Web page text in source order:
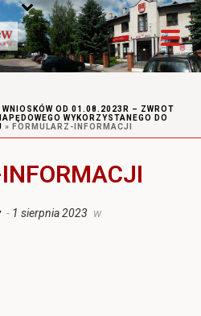
WNIOSKÓW OD 01.08.2023R – ZWROT
WYKORZYSTANEGO DO
» FORMULARZ-INFORMACJI
- 1 sierpnia 2023 w